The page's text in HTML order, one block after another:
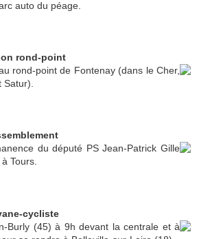
auto du péage.
rond-point
rond-point de Fontenay (dans le Cher,
Satur).
du député PS Jean-Patrick Gille
Tours.
cycliste
Burly (45) à 9h devant la centrale et à